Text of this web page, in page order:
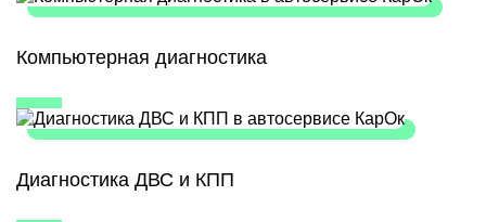
Компьютерная диагностика
Диагностика ДВС и КПП